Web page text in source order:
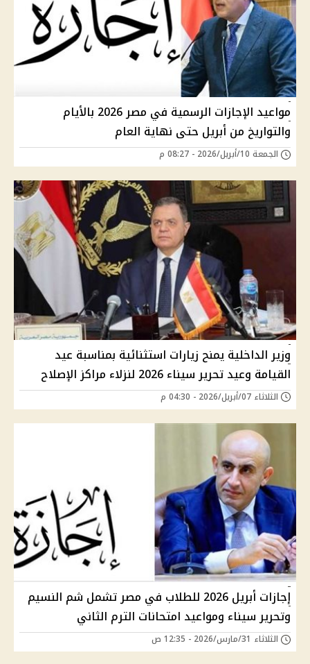
مواعيد الإجازات الرسمية في مصر 2026 بالأيام
والتواريخ من أبريل حتى نهاية العام
الجمعة 10/أبريل/2026 - 08:27 م
وزير الداخلية يمنح زيارات استثنائية بمناسبة عيد
القيامة وعيد تحرير سيناء 2026 لنزلاء مراكز الإصلاح
الثلاثاء 07/أبريل/2026 - 04:30 م
إجازات أبريل 2026 للطلاب في مصر تشمل شم النسيم
وتحرير سيناء ومواعيد امتحانات الترم الثاني
الثلاثاء 31/مارس/2026 - 12:35 ص